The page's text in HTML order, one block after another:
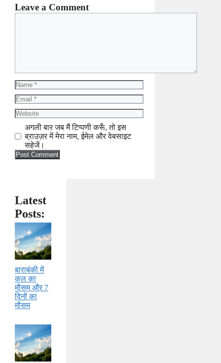
Leave a Comment
Name
Email
Website
अगली बार जब मैं टिप्पणी करूँ, तो इस
ब्राउज़र में मेरा नाम, ईमेल और वेबसाइट
सहेजें।
Latest
Posts:
बाराबंकी में
कल का
मौसम और 7
दिनों का
मौसम